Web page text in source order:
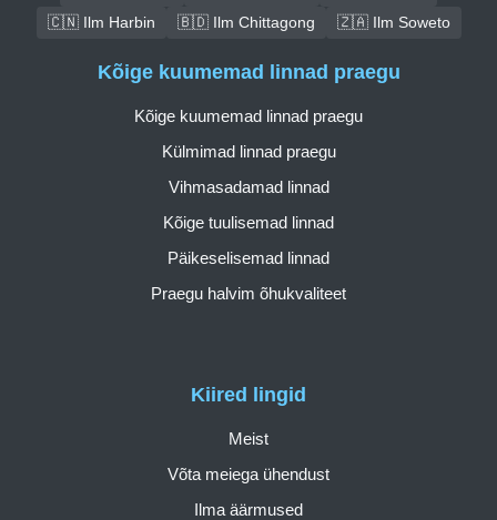
🇨🇳 Ilm Harbin
🇧🇩 Ilm Chittagong 🇿🇦 Ilm Soweto
Kiired lingid
Meist
Võta meiega ühendust
Ilma äärmused
Kõige kuumemad linnad praegu
Kõige kuumemad linnad praegu
Külmimad linnad praegu
Vihmasadamad linnad
Kõige tuulisemad linnad
Päikeselisemad linnad
Praegu halvim õhukvaliteet